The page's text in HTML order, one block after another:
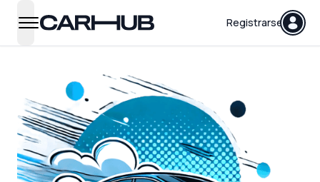
open navigation menu
Carhub Registrarse